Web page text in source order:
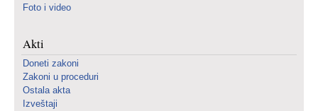
Foto i video
Akti
Doneti zakoni
Zakoni u proceduri
Ostala akta
Izveštaji